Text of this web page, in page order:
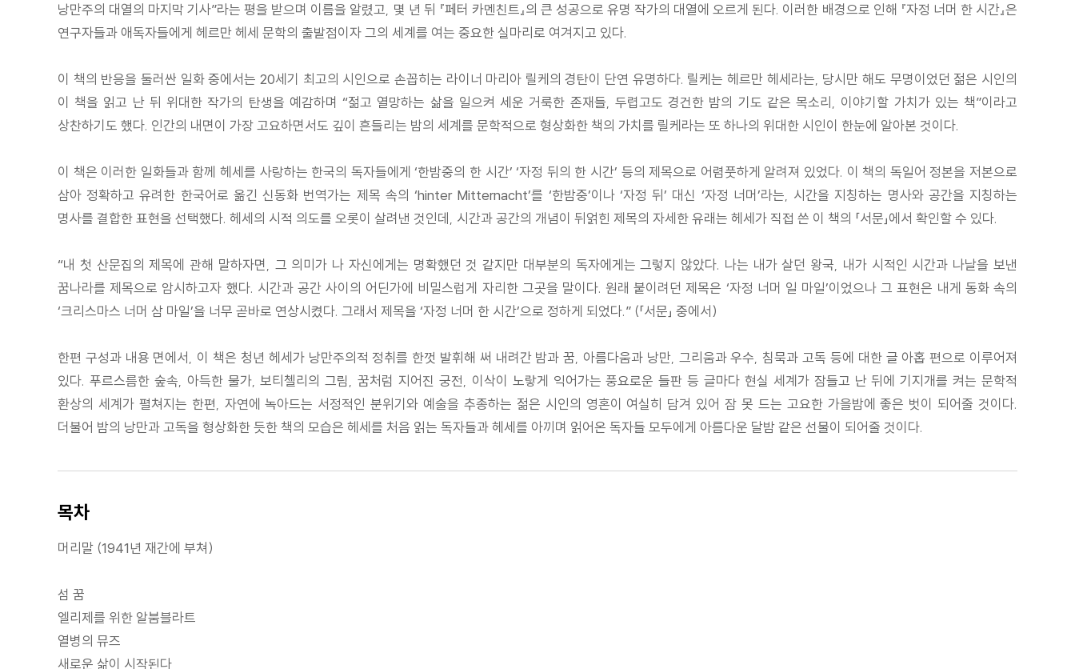
낭만주의 대열의 마지막 기사”라는 평을 받으며 이름을 알렸고, 몇 년 뒤 『페터 카멘친트』의 큰 성공으로 유명 작가의 대열에 오르게 된다. 이러한 배경으로 인해 『자정 너머 한 시간』은
연구자들과 애독자들에게 헤르만 헤세 문학의 출발점이자 그의 세계를 여는 중요한 실마리로 여겨지고 있다.
이 책의 반응을 둘러싼 일화 중에서는 20세기 최고의 시인으로 손꼽히는 라이너 마리아 릴케의 경탄이 단연 유명하다. 릴케는 헤르만 헤세라는, 당시만 해도 무명이었던 젊은 시인의
이 책을 읽고 난 뒤 위대한 작가의 탄생을 예감하며 “젊고 열망하는 삶을 일으켜 세운 거룩한 존재들, 두렵고도 경건한 밤의 기도 같은 목소리, 이야기할 가치가 있는 책”이라고
상찬하기도 했다. 인간의 내면이 가장 고요하면서도 깊이 흔들리는 밤의 세계를 문학적으로 형상화한 책의 가치를 릴케라는 또 하나의 위대한 시인이 한눈에 알아본 것이다.
이 책은 이러한 일화들과 함께 헤세를 사랑하는 한국의 독자들에게 ‘한밤중의 한 시간’ ‘자정 뒤의 한 시간’ 등의 제목으로 어렴풋하게 알려져 있었다. 이 책의 독일어 정본을 저본으로
삼아 정확하고 유려한 한국어로 옮긴 신동화 번역가는 제목 속의 ‘hinter Mitternacht’를 ‘한밤중’이나 ‘자정 뒤’ 대신 ‘자정 너머’라는, 시간을 지칭하는 명사와 공간을 지칭하는
명사를 결합한 표현을 선택했다. 헤세의 시적 의도를 오롯이 살려낸 것인데, 시간과 공간의 개념이 뒤얽힌 제목의 자세한 유래는 헤세가 직접 쓴 이 책의 「서문」에서 확인할 수 있다.
“내 첫 산문집의 제목에 관해 말하자면, 그 의미가 나 자신에게는 명확했던 것 같지만 대부분의 독자에게는 그렇지 않았다. 나는 내가 살던 왕국, 내가 시적인 시간과 나날을 보낸
꿈나라를 제목으로 암시하고자 했다. 시간과 공간 사이의 어딘가에 비밀스럽게 자리한 그곳을 말이다. 원래 붙이려던 제목은 ‘자정 너머 일 마일’이었으나 그 표현은 내게 동화 속의
‘크리스마스 너머 삼 마일’을 너무 곧바로 연상시켰다. 그래서 제목을 ‘자정 너머 한 시간’으로 정하게 되었다.” (「서문」 중에서)
한편 구성과 내용 면에서, 이 책은 청년 헤세가 낭만주의적 정취를 한껏 발휘해 써 내려간 밤과 꿈, 아름다움과 낭만, 그리움과 우수, 침묵과 고독 등에 대한 글 아홉 편으로 이루어져
있다. 푸르스름한 숲속, 아득한 물가, 보티첼리의 그림, 꿈처럼 지어진 궁전, 이삭이 노랗게 익어가는 풍요로운 들판 등 글마다 현실 세계가 잠들고 난 뒤에 기지개를 켜는 문학적
환상의 세계가 펼쳐지는 한편, 자연에 녹아드는 서정적인 분위기와 예술을 추종하는 젊은 시인의 영혼이 여실히 담겨 있어 잠 못 드는 고요한 가을밤에 좋은 벗이 되어줄 것이다.
더불어 밤의 낭만과 고독을 형상화한 듯한 책의 모습은 헤세를 처음 읽는 독자들과 헤세를 아끼며 읽어온 독자들 모두에게 아름다운 달밤 같은 선물이 되어줄 것이다.
목차
머리말 (1941년 재간에 부쳐)
섬 꿈
엘리제를 위한 알붐블라트
열병의 뮤즈
새로운 삶이 시작된다